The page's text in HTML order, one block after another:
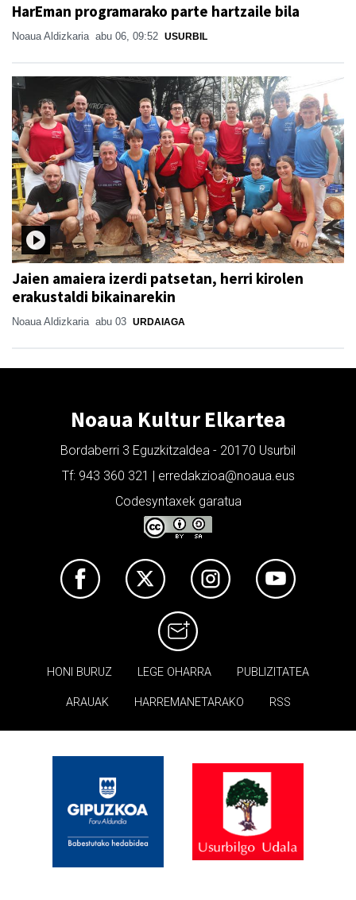
HarEman programarako parte hartzaile bila
Noaua Aldizkaria abu 06, 09:52 USURBIL
Jaien amaiera izerdi patsetan, herri kirolen
erakustaldi bikainarekin
Noaua Aldizkaria abu 03 URDAIAGA
Noaua Kultur Elkartea
Bordaberri 3 Eguzkitzaldea - 20170 Usurbil
Tf: 943 360 321 | erredakzioa@noaua.eus
Codesyntaxek garatua
HONI BURUZ LEGE OHARRA PUBLIZITATEA
ARAUAK HARREMANETARAKO RSS